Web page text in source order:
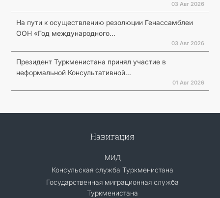
03 Авг 2026
На пути к осуществлению резолюции Генассамблеи
ООН «Год международного...
03 Авг 2026
Президент Туркменистана принял участие в
неформальной Консультативной...
01 Авг 2026
Навигация
МИД
Консульская служба Туркменистана
Государственная миграционная служба
Туркменистана